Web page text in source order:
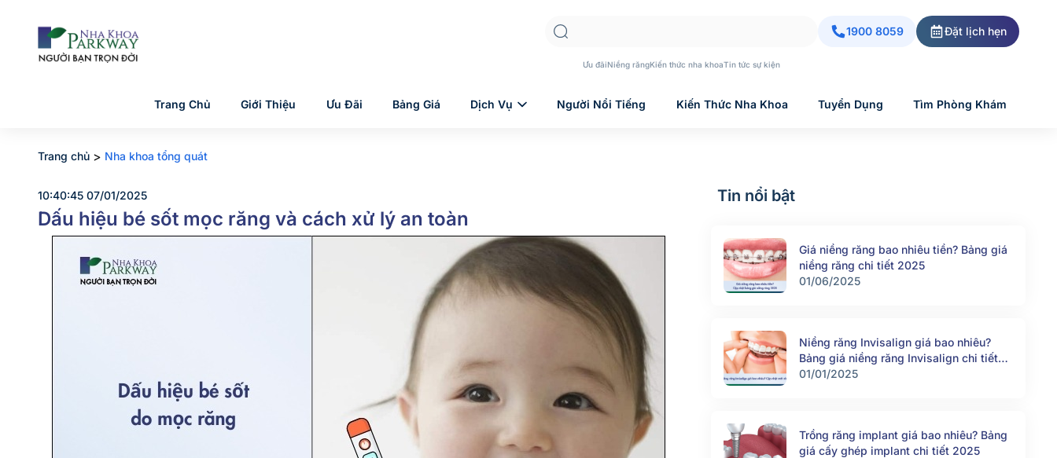
Ưu đãiNiềng răngKiến thức nha khoaTin tức sự kiện
1900 8059 Đặt lịch hẹn
Trang Chủ Giới Thiệu Ưu Đãi Bảng Giá Dịch Vụ Người Nổi Tiếng Kiến Thức Nha Khoa Tuyển Dụng Tìm Phòng Khám
Trang chủ > Nha khoa tổng quát
10:40:45 07/01/2025
Dấu hiệu bé sốt mọc răng và cách xử lý an toàn
Tin nổi bật
Giá niềng răng bao nhiêu tiền? Bảng giá
niềng răng chi tiết 2025
01/06/2025
Niềng răng Invisalign giá bao nhiêu?
Bảng giá niềng răng Invisalign chi tiết
2025
01/01/2025
Trồng răng implant giá bao nhiêu? Bảng
giá cấy ghép implant chi tiết 2025